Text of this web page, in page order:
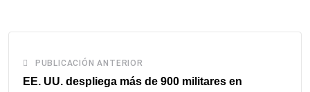
PUBLICACIÓN ANTERIOR
EE. UU. despliega más de 900 militares en